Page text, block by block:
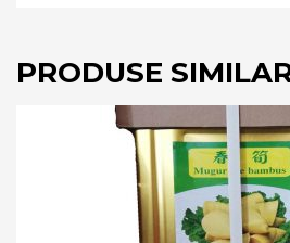
PRODUSE